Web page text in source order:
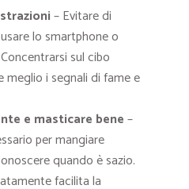
– Evitare di
lo smartphone o
sul cibo
i segnali di fame e
e masticare bene–
per mangiare
quando è sazio.
facilita la